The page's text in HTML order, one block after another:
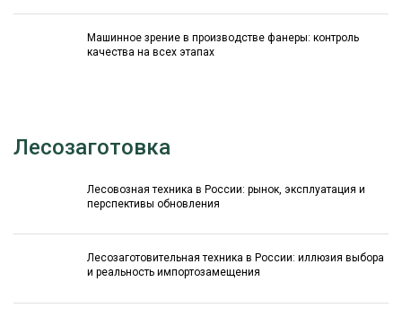
Машинное зрение в производстве фанеры: контроль
качества на всех этапах
Лесозаготовка
Лесовозная техника в России: рынок, эксплуатация и
перспективы обновления
Лесозаготовительная техника в России: иллюзия выбора
и реальность импортозамещения